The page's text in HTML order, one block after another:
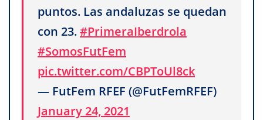
puntos. Las andaluzas se quedan
con 23.#PrimeraIberdrola
#SomosFutFem
pic.twitter.com/CBPToUl8ck
— FutFem RFEF (@FutFemRFEF)
January 24, 2021